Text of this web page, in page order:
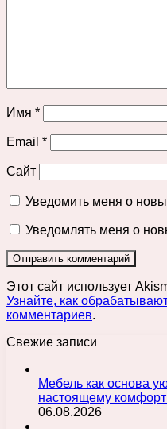
Имя *
Email *
Сайт
Уведомить меня о
Уведомлять меня о
Этот сайт использует
Узнайте, как
комментариев.
Свежие записи
Мебель как основа
настоящему
06.08.2026